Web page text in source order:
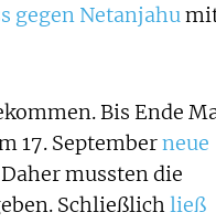
gegen Netanjahu
Bis Ende
17. Septemberneue
Daher mussten die
Schließlichließ